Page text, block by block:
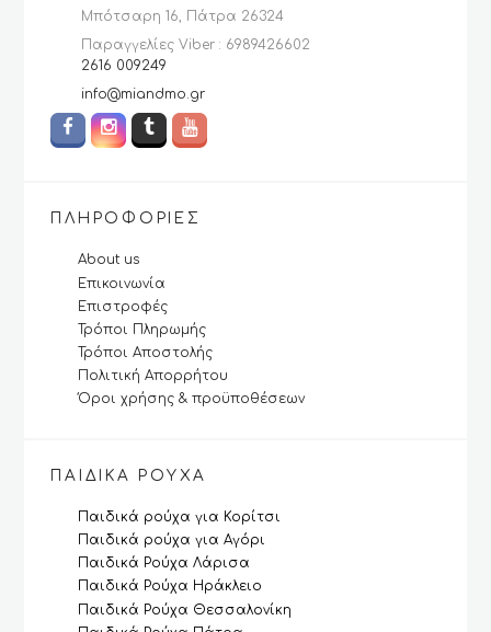
Μπότσαρη 16, Πάτρα 26324
Παραγγελίες Viber : 6989426602
2616 009249
info@miandmo.gr
ΠΛΗΡΟΦΟΡΊΕΣ
About us
Επικοινωνία
Επιστροφές
Τρόποι Πληρωμής
Τρόποι Αποστολής
Πολιτική Απορρήτου
Όροι χρήσης & προϋποθέσεων
ΠΑΙΔΙΚΆ ΡΟΎΧΑ
Παιδικά ρούχα για Κορίτσι
Παιδικά ρούχα για Αγόρι
Παιδικά Ρούχα Λάρισα
Παιδικά Ρούχα Ηράκλειο
Παιδικά Ρούχα Θεσσαλονίκη